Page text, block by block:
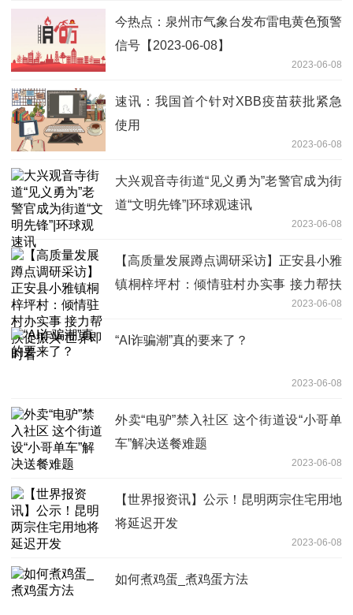
今热点：泉州市气象台发布雷电黄色预警
信号【2023-06-08】
2023-06-08
速讯：我国首个针对XBB疫苗获批紧急
使用
2023-06-08
大兴观音寺街道“见义勇为”老警官成为街
道“文明先锋”|环球观速讯
2023-06-08
【高质量发展蹲点调研采访】正安县小雅
镇桐梓坪村：倾情驻村办实事 接力帮扶
2023-06-08
“AI诈骗潮”真的要来了？
2023-06-08
外卖“电驴”禁入社区 这个街道设“小哥单
车”解决送餐难题
2023-06-08
【世界报资讯】公示！昆明两宗住宅用地
将延迟开发
2023-06-08
如何煮鸡蛋_煮鸡蛋方法